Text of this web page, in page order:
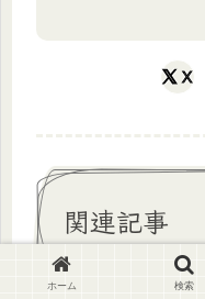
X
関連記事
ホーム 検索